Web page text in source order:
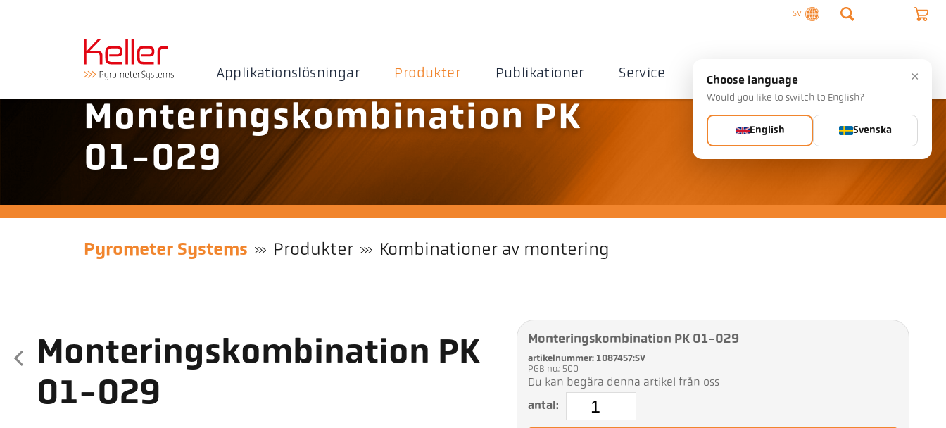
SV
Applikationslösningar Produkter Publikationer Service Företag Kontakta
Monteringskombination PK
01-029
Pyrometer Systems Produkter Kombinationer av montering
Monteringskombination PK
01-029
Monteringskombination PK 01-029
artikelnummer: 1087457:SV
PGB no.: 500
Du kan begära denna artikel från oss
antal:
×
Choose language
Would you like to switch to English?
English Svenska